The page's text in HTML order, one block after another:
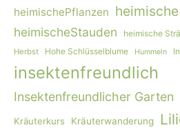
heimischePflanzen
heimischeStauden heimische
Herbst Hohe Schlüsselblume Hummeln
insektenfreundlich
Insektenfreundlicher Garten
Kräuterkurs Kräuterwanderung